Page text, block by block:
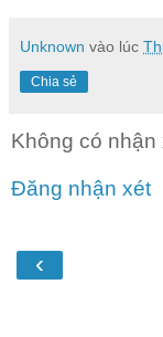
Unknown vào lúc
Chia sẻ
Không có nhận
Đăng nhận xét
‹